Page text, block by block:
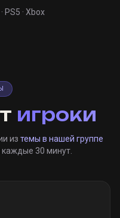
· PS5 · Xbox
игроки
из темы в нашей группе
каждые 30 минут.